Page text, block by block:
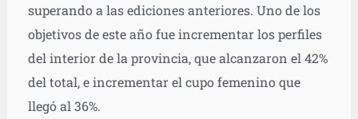
superando a las ediciones anteriores. Uno de los
objetivos de este año fue incrementar los perfiles
del interior de la provincia, que alcanzaron el 42%
del total, e incrementar el cupo femenino que
llegó al 36%.